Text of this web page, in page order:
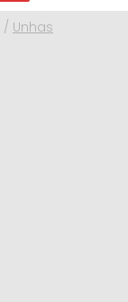
/ Unhas